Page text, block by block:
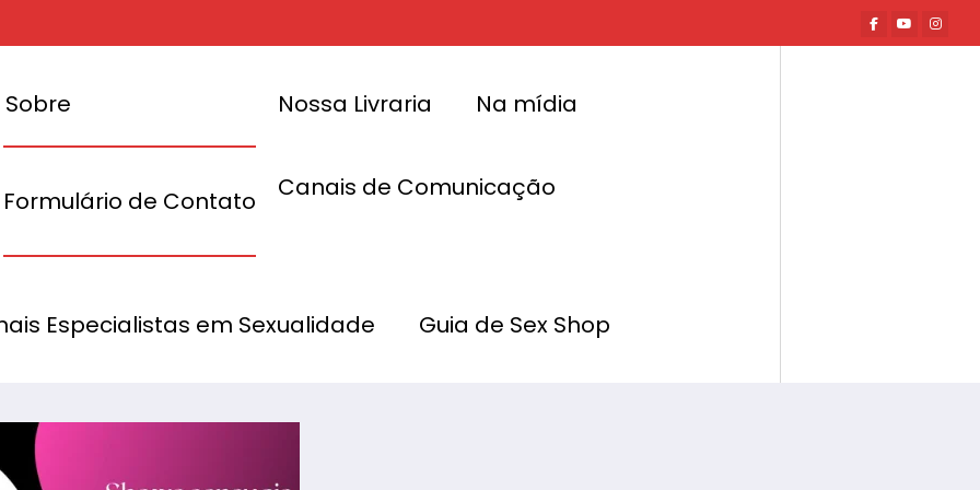
Sobre
Formulário de Contato
Nossa Livraria Na mídia
Canais de Comunicação
Especialistas em Sexualidade Guia de Sex Shop